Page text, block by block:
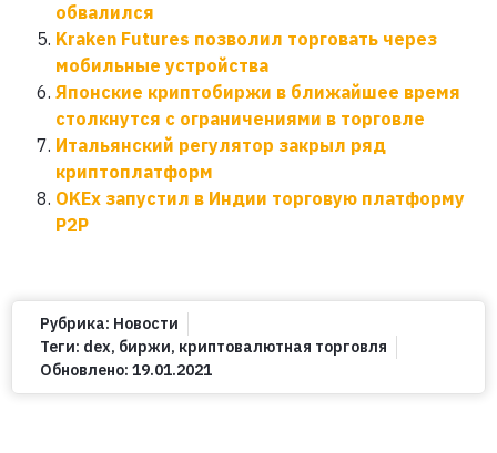
обвалился
Kraken Futures позволил торговать через
мобильные устройства
Японские криптобиржи в ближайшее время
столкнутся с ограничениями в торговле
Итальянский регулятор закрыл ряд
криптоплатформ
OKEx запустил в Индии торговую платформу
P2P
Рубрика: Новости
Теги: dex, биржи, криптовалютная торговля
Обновлено: 19.01.2021